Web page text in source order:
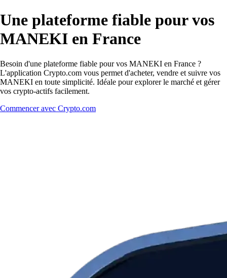
Une plateforme fiable pour vos
MANEKI en France
Besoin d'une plateforme fiable pour vos MANEKI en France ?
L'application Crypto.com vous permet d'acheter, vendre et suivre vos
MANEKI en toute simplicité. Idéale pour explorer le marché et gérer
vos crypto-actifs facilement.
Commencer avec Crypto.com